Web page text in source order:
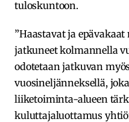
tuloskuntoon.
”Haastavat ja
jatkuneet kolmannella
odotetaan jatkuvan
vuosineljänneksellä,
liiketoiminta-alueen
kuluttajaluottamus